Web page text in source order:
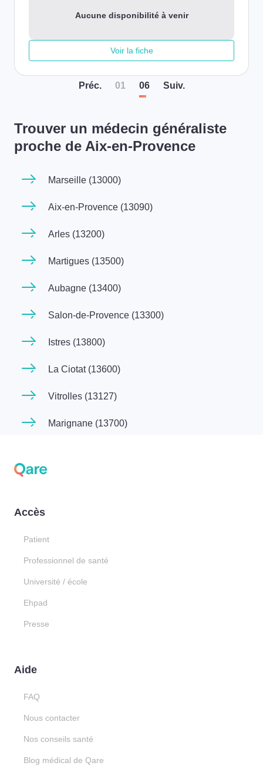
Aucune disponibilité à venir
Voir la fiche
Préc. 01 06 Suiv.
Trouver un médecin généraliste
proche de Aix-en-Provence
Marseille (13000)
Aix-en-Provence (13090)
Arles (13200)
Martigues (13500)
Aubagne (13400)
Salon-de-Provence (13300)
Istres (13800)
La Ciotat (13600)
Vitrolles (13127)
Marignane (13700)
Accès
Patient
Professionnel de santé
Université / école
Ehpad
Presse
Aide
FAQ
Nous contacter
Nos conseils santé
Blog médical de Qare